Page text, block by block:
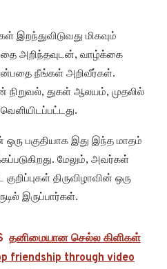
இறந்துவிடுவது மிகவும்
அறிந்தவுடன், வாழ்க்கை
என்பதை நீங்கள் அறிவீர்கள்.
நிறுவல், துகள் ஆலயம், முதலில்
பகுதியாக இது இந்த மாதம்
மேலும், அவர்கள்
திருவிழாவின் ஒரு
இருப்பார்கள்.
தனிமையான செல்ல கிளிகள்
friendship through video